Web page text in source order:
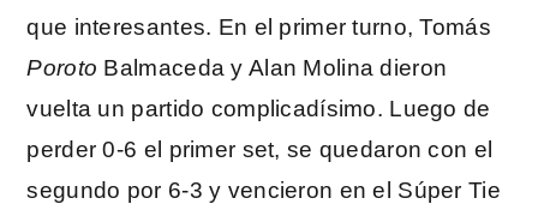
que interesantes. En el primer turno, Tomás
Poroto Balmaceda y Alan Molina dieron
vuelta un partido complicadísimo. Luego de
perder 0-6 el primer set, se quedaron con el
segundo por 6-3 y vencieron en el Súper Tie